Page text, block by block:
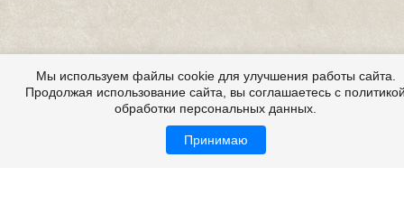
Мы используем файлы cookie для улучшения работы сайта.
Продолжая использование сайта, вы соглашаетесь с
обработки персональных данных.
Принимаю